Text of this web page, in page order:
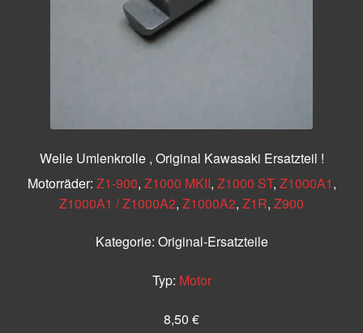
Welle Umlenkrolle , Original Kawasaki Ersatzteil !
Motorräder: Z1-900, Z1000 MKII, Z1000 ST, Z1000A1,
Z1000A1 / Z1000A2, Z1000A2, Z1R, Z900
Kategorie: Original-Ersatzteile
Typ: Motor
8,50 €